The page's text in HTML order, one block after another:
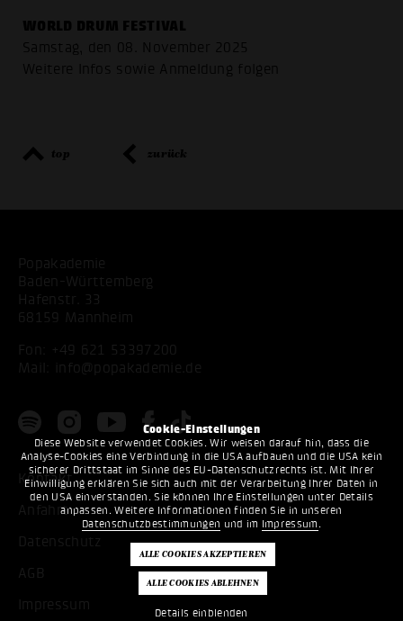
Cookie-Einstellungen
Diese Website verwendet Cookies. Wir weisen darauf hin, dass die
Analyse-Cookies eine Verbindung in die USA aufbauen und die USA kein
sicherer Drittstaat im Sinne des EU-Datenschutzrechts ist. Mit Ihrer
Einwilligung erklären Sie sich auch mit der Verarbeitung Ihrer Daten in
den USA einverstanden. Sie können Ihre Einstellungen unter Details
anpassen. Weitere Informationen finden Sie in unseren
Datenschutzbestimmungen und im Impressum .
Details einblenden
WORLD DRUM FESTIVAL
Samstag, den 08. November 2025
Weitere Infos sowie Anmeldung folgen
top zurück
Popakademie
Baden-Württemberg
Hafenstr. 33
68159 Mannheim
Fon:
+49 621 53397200
Mail:
info@popakademie.de
Kontakt
Anfahrt
Datenschutz
AGB
Impressum